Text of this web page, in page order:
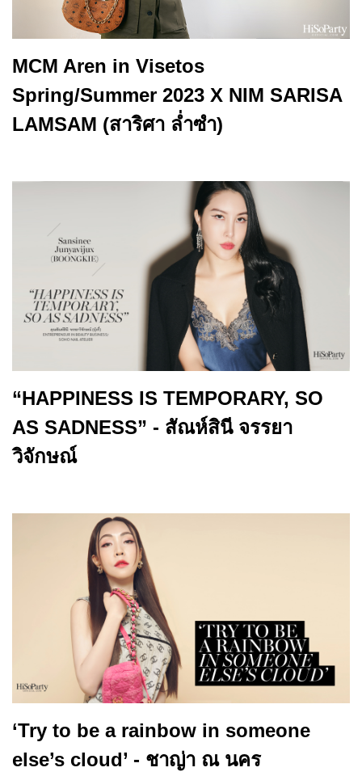
MCM Aren in Visetos
Spring/Summer 2023 X NIM SARISA
LAMSAM (สาริศา ล่ำซำ)
“HAPPINESS IS TEMPORARY, SO
AS SADNESS” - สัณห์สินี จรรยา
วิจักษณ์
‘Try to be a rainbow in someone
else’s cloud’ - ชาญ่า ณ นคร